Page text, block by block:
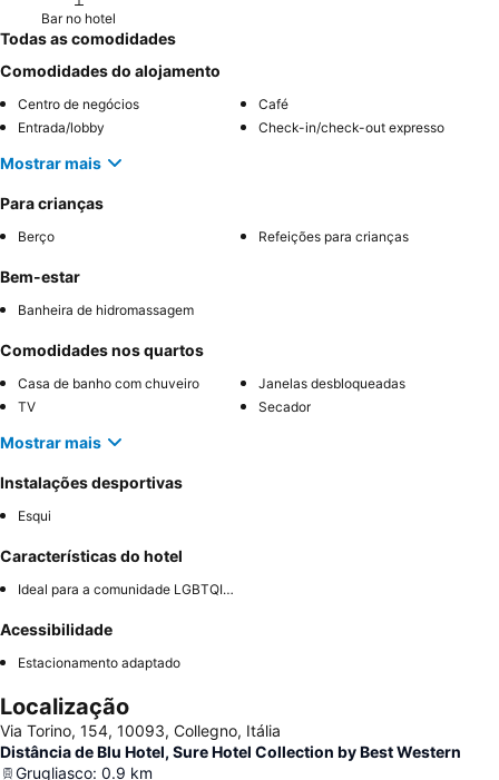
Bar no hotel
Todas as comodidades
Comodidades do alojamento
Centro de negócios
Café
Entrada/lobby
Check-in/check-out expresso
Mostrar mais
Para crianças
Berço Refeições para crianças
Bem-estar
Banheira de hidromassagem
Comodidades nos quartos
Casa de banho com chuveiro
Janelas desbloqueadas
TV
Secador
Mostrar mais
Instalações desportivas
Esqui
Características do hotel
Ideal para a comunidade LGBTQIA+
Acessibilidade
Estacionamento adaptado
Localização
Via Torino, 154, 10093, Collegno, Itália
Distância de Blu Hotel, Sure Hotel Collection by Best Western
Grugliasco: 0.9 km